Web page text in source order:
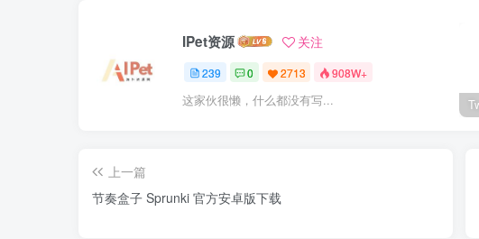
IPet资源 关注
239 0 2713 908W+
这家伙很懒，什么都没有写...
上一篇
节奏盒子 Sprunki 官方安卓版下载